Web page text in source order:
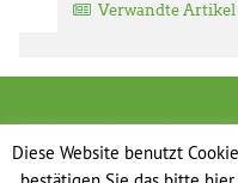
Verwandte Artikel
Diese Website benutzt